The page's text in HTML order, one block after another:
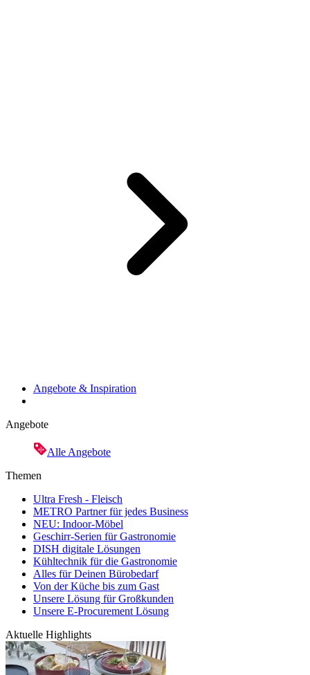
Angebote & Inspiration
Angebote
Alle Angebote
Themen
Ultra Fresh - Fleisch
METRO Partner für jedes Business
NEU: Indoor-Möbel
Geschirr-Serien für Gastronomie
DISH digitale Lösungen
Kühltechnik für die Gastronomie
Alles für Deinen Bürobedarf
Von der Küche bis zum Gast
Unsere Lösung für Großkunden
Unsere E-Procurement Lösung
Aktuelle Highlights